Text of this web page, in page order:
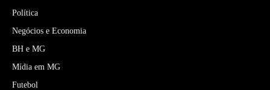
Política
Negócios e Economia
BH e MG
Mídia em MG
Futebol